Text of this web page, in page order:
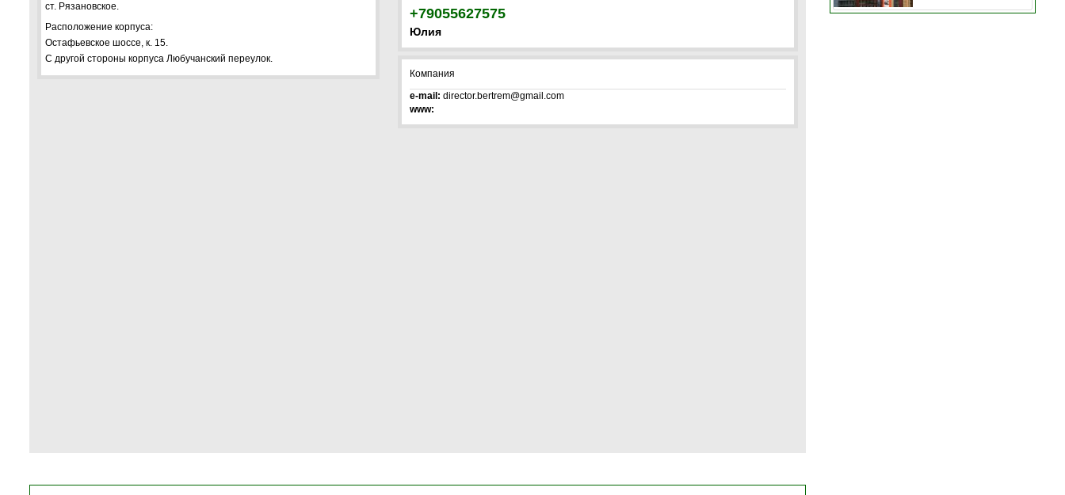
+79055627575
Юлия
Компания
e-mail: director.bertrem@gmail.com
www:
ст. Рязановское.
Расположение корпуса:
Остафьевское шоссе, к. 15.
С другой стороны корпуса Любучанский переулок.